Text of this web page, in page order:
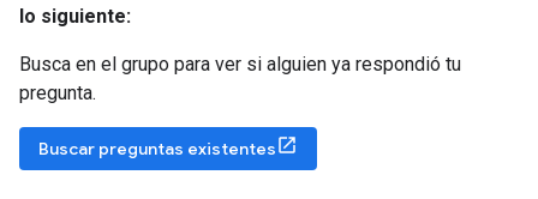
lo siguiente:
Busca en el grupo para ver si alguien ya respondió tu
pregunta.
Buscar preguntas existentes